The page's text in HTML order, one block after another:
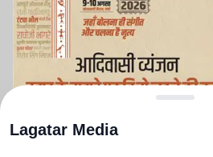
Lagatar Media